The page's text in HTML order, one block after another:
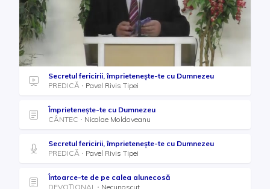
Secretul fericirii, împrietenește-te cu Dumnezeu
PREDICĂ
Pavel Rivis Tipei
Împrietenește-te cu Dumnezeu
CÂNTEC
Nicolae Moldoveanu
Secretul fericirii, împrietenește-te cu Dumnezeu
PREDICĂ
Pavel Rivis Tipei
Întoarce-te de pe calea alunecosă
DEVOȚIONAL
Necunoscut